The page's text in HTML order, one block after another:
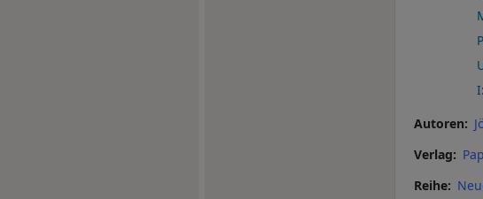
Autoren
Verlag
Reihe